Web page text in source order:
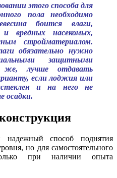
этого способа для
пола необходимо
боится влаги,
и вредных насекомых,
стройматериалом.
обязательно нужно
защитными
же, лучше отдавать
если лоджия или
и на него не
осадки.
надежный способ поднятия
но для самостоятельного
при наличии опыта